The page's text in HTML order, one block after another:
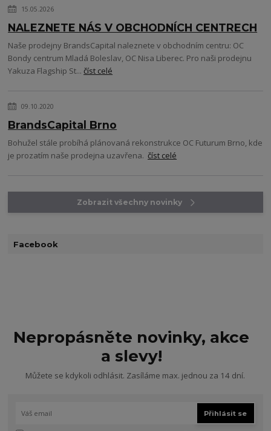
15.05.2026
NALEZNETE NÁS V OBCHODNÍCH CENTRECH
Naše prodejny BrandsCapital naleznete v obchodním centru: OC
Bondy centrum Mladá Boleslav, OC Nisa Liberec. Pro naši prodejnu
Yakuza Flagship St...číst celé
09.10.2020
BrandsCapital Brno
Bohužel stále probíhá plánovaná rekonstrukce OC Futurum Brno, kde
je prozatím naše prodejna uzavřena.číst celé
Zobrazit všechny novinky
Facebook
Nepropásněte novinky, akce
a slevy!
Můžete se kdykoli odhlásit. Zasíláme max. jednou za 14 dní.
Přihlásit se